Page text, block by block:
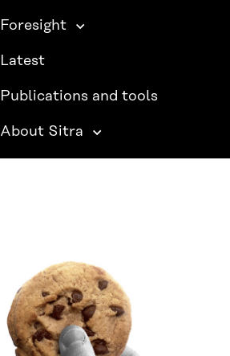
Foresight
Latest
Publications and tools
About Sitra